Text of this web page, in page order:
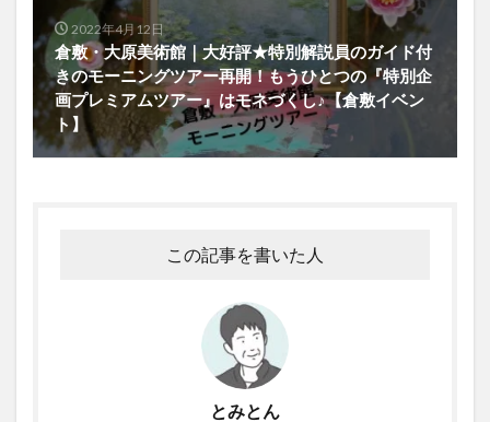
2022年4月12日
倉敷・大原美術館｜大好評★特別解説員のガイド付
きのモーニングツアー再開！もうひとつの『特別企
画プレミアムツアー』はモネづくし♪【倉敷イベン
ト】
この記事を書いた人
とみとん